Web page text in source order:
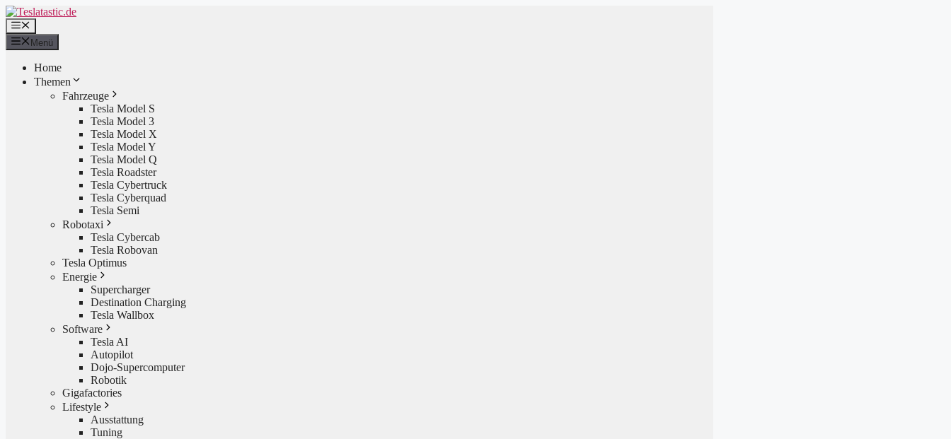
Zum
Inhalt
springen
Menü
Menü
Home
Themen
Fahrzeuge
Tesla Model S
Tesla Model 3
Tesla Model X
Tesla Model Y
Tesla Model Q
Tesla Roadster
Tesla Cybertruck
Tesla Cyberquad
Tesla Semi
Robotaxi
Tesla Cybercab
Tesla Robovan
Tesla Optimus
Energie
Supercharger
Destination Charging
Tesla Wallbox
Software
Tesla AI
Autopilot
Dojo-Supercomputer
Robotik
Gigafactories
Lifestyle
Ausstattung
Tuning